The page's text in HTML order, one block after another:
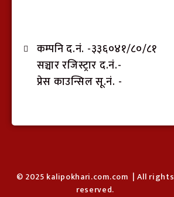
कम्पनि द.नं. -३३६०४१/८०/८१
सञ्चार रजिस्ट्रार द.नं.-
प्रेस काउन्सिल सू.नं. -
© 2025 kalipokhari.com.com | All rights
reserved.